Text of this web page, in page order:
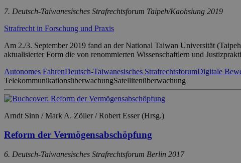
7. Deutsch-Taiwanesisches Strafrechtsforum Taipeh/Kaohsiung 2019
Strafrecht in Forschung und Praxis
Am 2./3. September 2019 fand an der National Taiwan Universität
aktualisierter Form die von renommierten Wissenschaftlern und
Autonomes FahrenDeutsch-Taiwanesisches StrafrechtsforumDigitale
TelekommunikationsüberwachungSatellitenüberwachung
Arndt Sinn / Mark A. Zöller / Robert Esser (Hrsg.)
Reform der Vermögensabschöpfung
6. Deutsch-Taiwanesisches Strafrechtsforum Berlin 2017